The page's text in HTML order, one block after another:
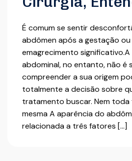
É comum se sentir
abdômen após a gestação
emagrecimento
abdominal, no entanto, não é
compreender a sua origem
totalmente a decisão sobre
tratamento buscar. Nem toda
mesma A aparência do
relacionada a três fatores […]